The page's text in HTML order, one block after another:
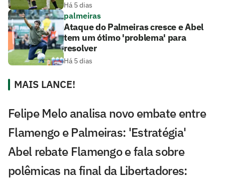
Há 5 dias
palmeiras
Ataque do Palmeiras cresce e Abel
tem um ótimo 'problema' para
resolver
Há 5 dias
MAIS LANCE!
Felipe Melo analisa novo embate entre
Flamengo e Palmeiras: 'Estratégia'
Abel rebate Flamengo e fala sobre
polêmicas na final da Libertadores: